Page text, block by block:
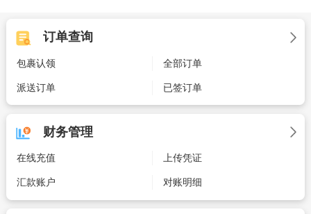
订单查询
包裹认领 全部订单
派送订单 已签订单
财务管理
在线充值 上传凭证
汇款账户 对账明细